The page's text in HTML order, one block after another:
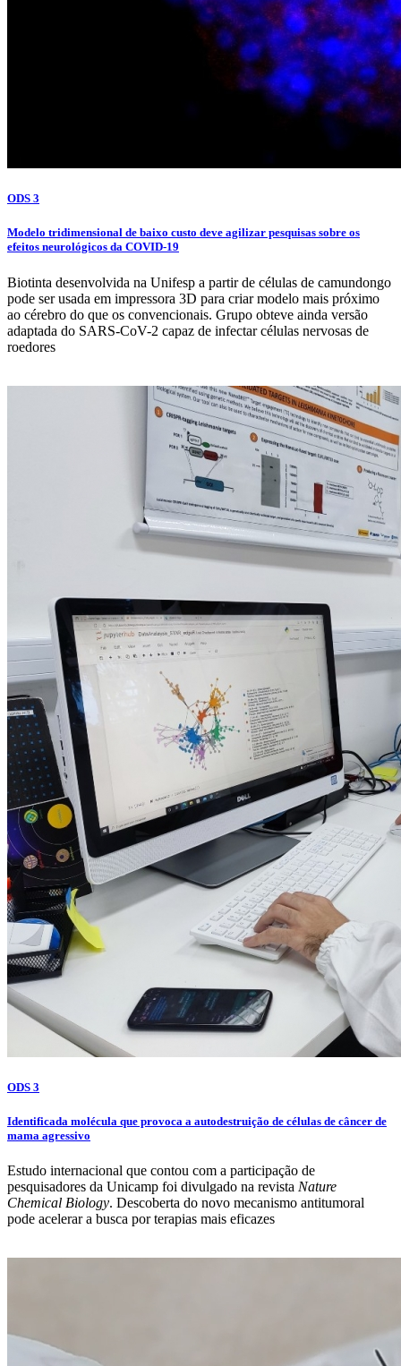
ODS 3
Modelo tridimensional de baixo custo deve agilizar pesquisas sobre os
efeitos neurológicos da COVID-19
Biotinta desenvolvida na Unifesp a partir de células de camundongo
pode ser usada em impressora 3D para criar modelo mais próximo
ao cérebro do que os convencionais. Grupo obteve ainda versão
adaptada do SARS-CoV-2 capaz de infectar células nervosas de
roedores
ODS 3
Identificada molécula que provoca a autodestruição de células de câncer de
mama agressivo
Estudo internacional que contou com a participação de
pesquisadores da Unicamp foi divulgado na revista Nature
Chemical Biology. Descoberta do novo mecanismo antitumoral
pode acelerar a busca por terapias mais eficazes